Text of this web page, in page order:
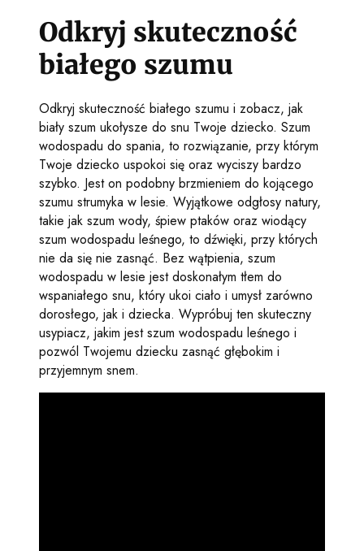
Odkryj skuteczność
białego szumu
Odkryj skuteczność białego szumu i zobacz, jak
biały szum ukołysze do snu Twoje dziecko. Szum
wodospadu do spania, to rozwiązanie, przy którym
Twoje dziecko uspokoi się oraz wyciszy bardzo
szybko. Jest on podobny brzmieniem do kojącego
szumu strumyka w lesie. Wyjątkowe odgłosy natury,
takie jak szum wody, śpiew ptaków oraz wiodący
szum wodospadu leśnego, to dźwięki, przy których
nie da się nie zasnąć. Bez wątpienia, szum
wodospadu w lesie jest doskonałym tłem do
wspaniałego snu, który ukoi ciało i umysł zarówno
dorosłego, jak i dziecka. Wypróbuj ten skuteczny
usypiacz, jakim jest szum wodospadu leśnego i
pozwól Twojemu dziecku zasnąć głębokim i
przyjemnym snem.